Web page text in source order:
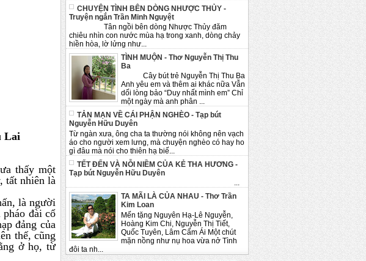
CHUYỆN TÌNH BÊN DÒNG NHƯỢC THỦY -
Truyện ngắn Trần Minh Nguyệt
Tân ngồi bên dòng Nhược Thủy đăm
chiêu nhìn con nước mùa hạ trong xanh, dòng chảy
hiền hòa, lờ lửng như...
TÌNH MUỘN - Thơ Nguyễn Thị Thu
Ba
Cây bút trẻ Nguyễn Thị Thu Ba
Anh yêu em và thêm ai khác nữa Vẫn
dối lòng bảo “Duy nhất mình em” Chỉ
một ngày mà anh phân ...
TẢN MẠN VỀ CÁI PHẬN NGHÈO - Tạp bút
Nguyễn Hữu Duyên
Từ ngàn xưa, ông cha ta thường nói không nên vạch
áo cho người xem lưng, mà chuyện nghèo có hay ho
gì đâu mà nói cho thiên hạ biế...
TẾT ĐẾN VÀ NỖI NIỀM CỦA KẺ THA HƯƠNG -
Tạp bút Nguyễn Hữu Duyên
...
TA MÃI LÀ CỦA NHAU - Thơ Trần
Kim Loan
Mến tặng Nguyên Hạ-Lê Nguyễn,
Hoàng Kim Chi, Nguyễn Thị Tiết,
Quốc Tuyên, Lâm Cẩm Ái Một chút
mặn nồng như nụ hoa vừa nở Tình
đôi ta nh...
Lai
thấy một
tất nhiên là
là người
đài cổ
đảng của
thế, cũng
ở họ, từ